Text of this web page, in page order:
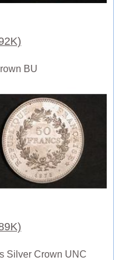
BU
Silver Crown UNC